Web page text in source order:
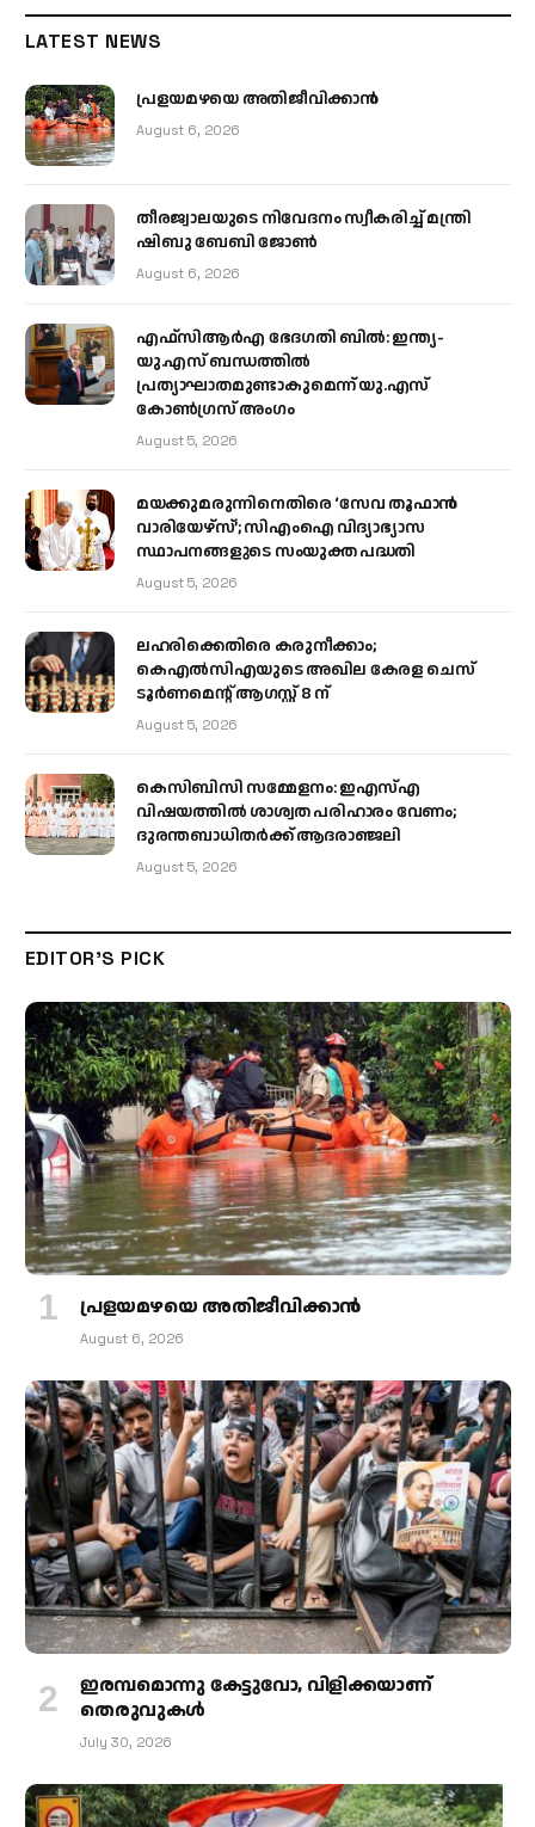
LATEST NEWS
പ്രളയമഴയെ അതിജീവിക്കാന്‍
August 6, 2026
തീരജ്വാലയുടെ നിവേദനം സ്വീകരിച്ച് മന്ത്രി
ഷിബു ബേബി ജോൺ
August 6, 2026
എഫ്‌സിആർഎ ഭേദഗതി ബിൽ: ഇന്ത്യ-
യു.എസ് ബന്ധത്തിൽ
പ്രത്യാഘാതമുണ്ടാകുമെന്ന് യു.എസ്
കോൺഗ്രസ് അംഗം
August 5, 2026
മയക്കുമരുന്നിനെതിരെ ‘സേവ തൂഫാൻ
വാരിയേഴ്‌സ്’; സിഎംഐ വിദ്യാഭ്യാസ
സ്ഥാപനങ്ങളുടെ സംയുക്ത പദ്ധതി
August 5, 2026
ലഹരിക്കെതിരെ കരുനീക്കാം;
കെഎൽസിഎയുടെ അഖില കേരള ചെസ്
ടൂർണമെന്റ് ആഗസ്റ്റ് 8 ന്
August 5, 2026
കെസിബിസി സമ്മേളനം: ഇഎസ്എ
വിഷയത്തിൽ ശാശ്വത പരിഹാരം വേണം;
ദുരന്തബാധിതർക്ക് ആദരാഞ്ജലി
August 5, 2026
EDITOR'S PICK
പ്രളയമഴയെ അതിജീവിക്കാന്‍
August 6, 2026
ഇരമ്പമൊന്നു കേട്ടുവോ, വിളിക്കയാണ്
തെരുവുകള്‍
July 30, 2026